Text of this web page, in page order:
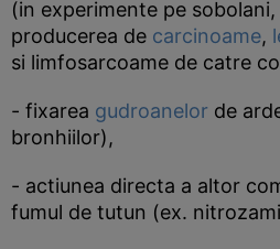
(in experimente pe
producerea de carcinoame,
si limfosarcoame de catre
- fixarea gudroanelor de
bronhiilor),
- actiunea directa a altor
fumul de tutun (ex.